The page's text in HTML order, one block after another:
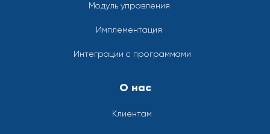
Модуль управления
Имплементация
Интеграции с программами
О нас
Клиентам